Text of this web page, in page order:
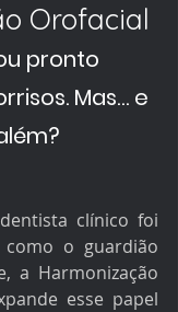
Orofacial
pronto
Mas… e
clínico foi
o guardião
a Harmonização
esse papel